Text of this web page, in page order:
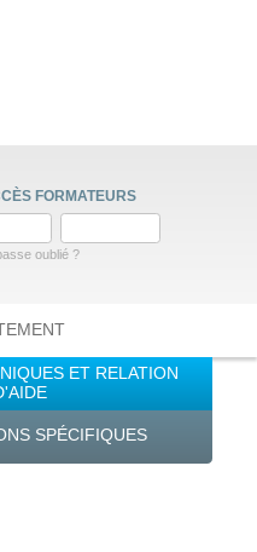
FORMATEURS
oublié ?
ET RELATION
SPÉCIFIQUES